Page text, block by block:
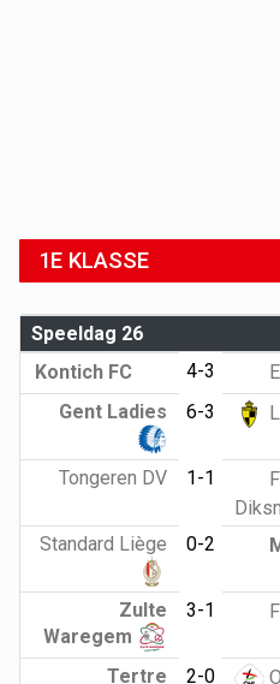
1E KLASSE
Speeldag 26
Kontich FC
4-3
Gent Ladies
6-3
Tongeren DV 1-1
Standard Liège
0-2
Zulte
Waregem
3-1
Tertre
2-0